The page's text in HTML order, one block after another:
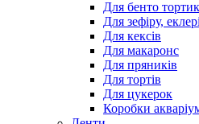
Для бенто
Для зефіру,
Для кексів
Для макаронс
Для пряників
Для тортів
Для цукерок
Коробки